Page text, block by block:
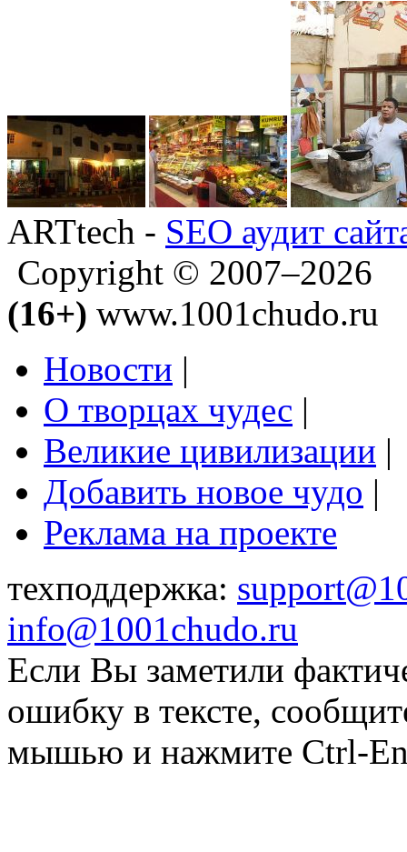
ARTtech - SEO аудит
Copyright © 2007–2026
(16+) www.1001chudo.ru
Новости |
О творцах чудес |
Великие цивилизации |
Добавить новое чудо |
Реклама на проекте
техподдержка:
info@1001chudo.ru
Если Вы заметили
ошибку в тексте,
мышью и нажмите Ctrl-